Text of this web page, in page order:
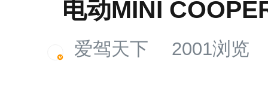
电动MINI
爱驾天下 2001浏览